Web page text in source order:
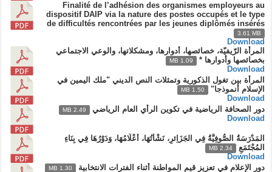
Finalité de l’adhésion des organismes employeurs au
dispositif DAIP via la nature des postes occupés et le type
de difficultés rencontrées par les jeunes diplômés insérés
3.61 MB
Download
المرأة الرّيفيّة، خصائصها، أدوارها، ومشكلاتها، والوعي الاجتماعي
بخصائصها وأدوارها *
1.09 MB
Download
المرأة بين تغول الذكورية وتمثلات النص الديني "ملك اليمين في
الإسلام أنموذجا"
1.50 MB
Download
دور الصحافة الرياضية في تكوين الرأي العام الرياضي
2.49 MB
Download
المَدْرَسَةُ الصُّوفِيَّةُ فِي الجَزَاِئرِ، نَشْأَتُهَا، أَعْلَامُهَا، وَدَوْرُهَا فِي بِنَاءِ
المُجْتَمَعِ 2.34 MB
Download
دور الإعلام في تعزيز قيم المواطنة أثناء الفترات الانتخابية
1.30 MB